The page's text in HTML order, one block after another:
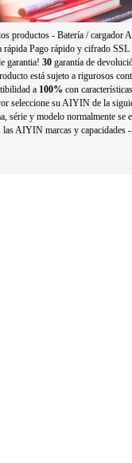
productos - Batería / cargador
rápida Pago rápido y cifrado SSL
garantia! 30 garantía de
está sujeto a rigurosos
a 100% con
seleccione su AIYIN de la
série y modelo normalmente se
las AIYIN marcas y